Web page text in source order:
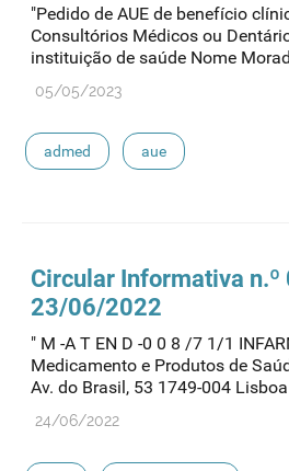
"Pedido de AUE de benefício
Consultórios Médicos ou
instituição de saúde Nome
05/05/2023
admed aue
Circular Informativa
23/06/2022
" M -A T EN D -0 0 8 /7 1/1
Medicamento e Produtos de
Av. do Brasil, 53 1749-004
24/06/2022